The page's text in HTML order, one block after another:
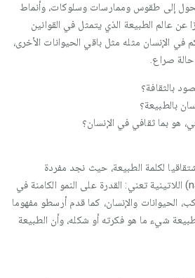
إلى طقوس وممارسات وسلوكات، وأنماط
عن عالم الطبيعة الذي يتمثل في القوانين
في الإنسان مثله مثل باقي الحيوانات الأخرى،
صراع.
بالثقافة؟
بالطبيعة؟
هو بما ثقافي في الإنسان؟
لكلمة الطبيعة، حيث نجد مفردة
(physis) الإغريقية، و(natura) اللاتينية تعني: القدرة على النمو الكامنة في
الحيوانات والإنسان، كما قدم أرسطو مفهوما
شيء ما هو فكرته أو شكله، وأن الطبيعة